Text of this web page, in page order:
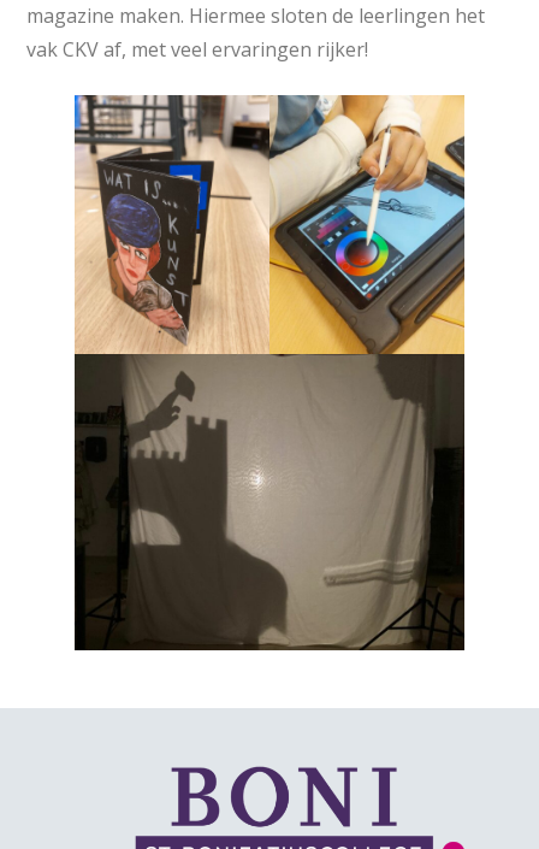
magazine maken. Hiermee sloten de leerlingen het
vak CKV af, met veel ervaringen rijker!